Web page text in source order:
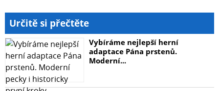
Určitě si přečtěte
Vybíráme nejlepší herní
adaptace Pána prstenů.
Moderní...